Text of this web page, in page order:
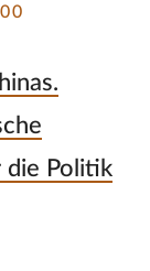
die Politik